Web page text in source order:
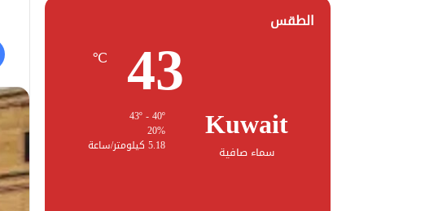
الطقس
Kuwait
سماء صافية
43
℃
43º - 40º
20%
5.18 كيلومتر/ساعة